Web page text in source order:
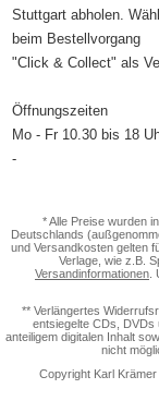
Stuttgart abholen.
beim Bestellvorgang
"Click & Collect" als
Öffnungszeiten
Mo - Fr 10.30 bis 18
-
* Alle Preise wurden
Deutschlands
und Versandkosten gelten
Verlage, wie z.B.
Versandinformationen
** Verlängertes
entsiegelte CDs,
anteiligem digitalen Inhalt
nicht
Copyright Karl